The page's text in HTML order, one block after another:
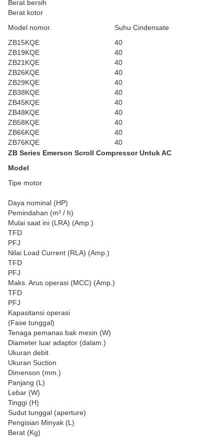
Berat bersih
Berat kotor
Model nomor.
Suhu Cindensate
ZB15KQE
40
ZB19KQE
40
ZB21KQE
40
ZB26KQE
40
ZB29KQE
40
ZB38KQE
40
ZB45KQE
40
ZB48KQE
40
ZB58KQE
40
ZB66KQE
40
ZB76KQE
40
ZB Series Emerson Scroll Compressor Untuk AC
Model
Tipe motor
Daya nominal (HP)
Pemindahan (m³ / h)
Mulai saat ini (LRA) (Amp.)
TFD
PFJ
Nilai Load Current (RLA) (Amp.)
TFD
PFJ
Maks. Arus operasi (MCC) (Amp.)
TFD
PFJ
Kapasitansi operasi
(Fase tunggal)
Tenaga pemanas bak mesin (W)
Diameter luar adaptor (dalam.)
Ukuran debit
Ukuran Suction
Dimenson (mm.)
Panjang (L)
Lebar (W)
Tinggi (H)
Sudut tunggal (aperture)
Pengisian Minyak (L)
Berat (Kg)